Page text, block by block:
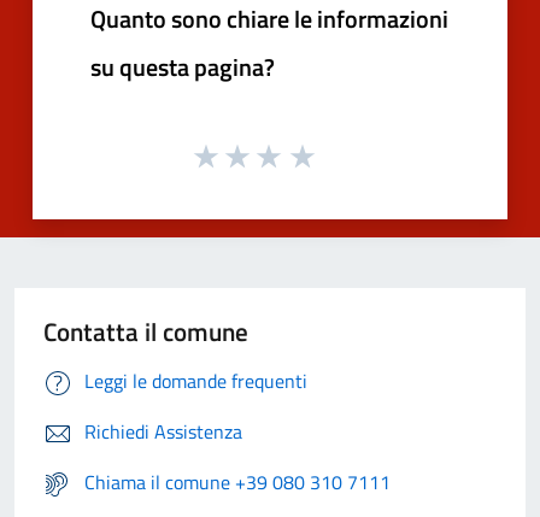
Quanto sono chiare le informazioni
su questa pagina?
Contatta il comune
Leggi le domande frequenti
Richiedi Assistenza
Chiama il comune +39 080 310 7111